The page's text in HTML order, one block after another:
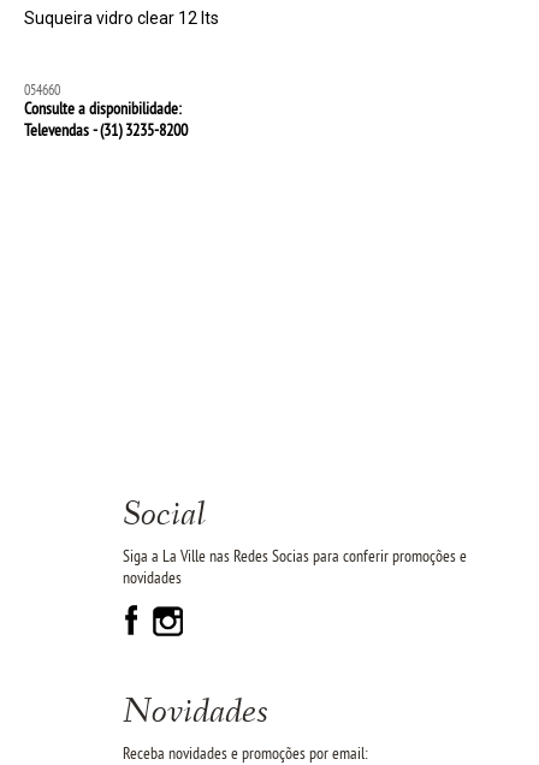
Suqueira vidro clear 12 lts
054660
Consulte a disponibilidade:
Televendas - (31)3235-8200
Social
Siga a La Ville nas Redes Socias para conferir promoções e
novidades
Novidades
Receba novidades e promoções por email: